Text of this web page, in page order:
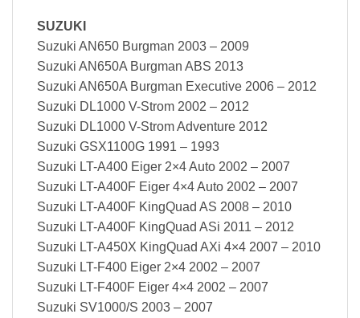
SUZUKI
Suzuki AN650 Burgman 2003 – 2009
Suzuki AN650A Burgman ABS 2013
Suzuki AN650A Burgman Executive 2006 – 2012
Suzuki DL1000 V-Strom 2002 – 2012
Suzuki DL1000 V-Strom Adventure 2012
Suzuki GSX1100G 1991 – 1993
Suzuki LT-A400 Eiger 2×4 Auto 2002 – 2007
Suzuki LT-A400F Eiger 4×4 Auto 2002 – 2007
Suzuki LT-A400F KingQuad AS 2008 – 2010
Suzuki LT-A400F KingQuad ASi 2011 – 2012
Suzuki LT-A450X KingQuad AXi 4×4 2007 – 2010
Suzuki LT-F400 Eiger 2×4 2002 – 2007
Suzuki LT-F400F Eiger 4×4 2002 – 2007
Suzuki SV1000/S 2003 – 2007